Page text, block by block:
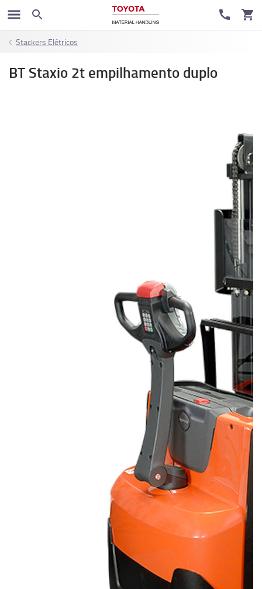
Stackers Elétricos
BT Staxio 2t empilhamento duplo